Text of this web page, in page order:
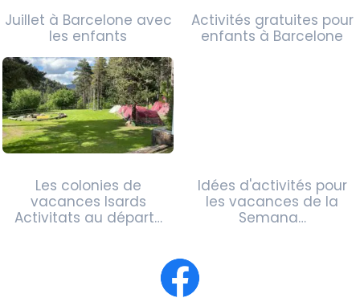
Juillet à Barcelone avec
les enfants
Activités gratuites pour
enfants à Barcelone
Les colonies de
vacances Isards
Activitats au départ…
Idées d'activités pour
les vacances de la
Semana…